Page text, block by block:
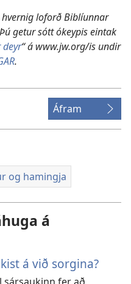
loforð Biblíunnar
getur sótt ókeypis eintak
deyr“ á www.jw.org/is undir
.
Áfram
og hamingja
á
á við sorgina?